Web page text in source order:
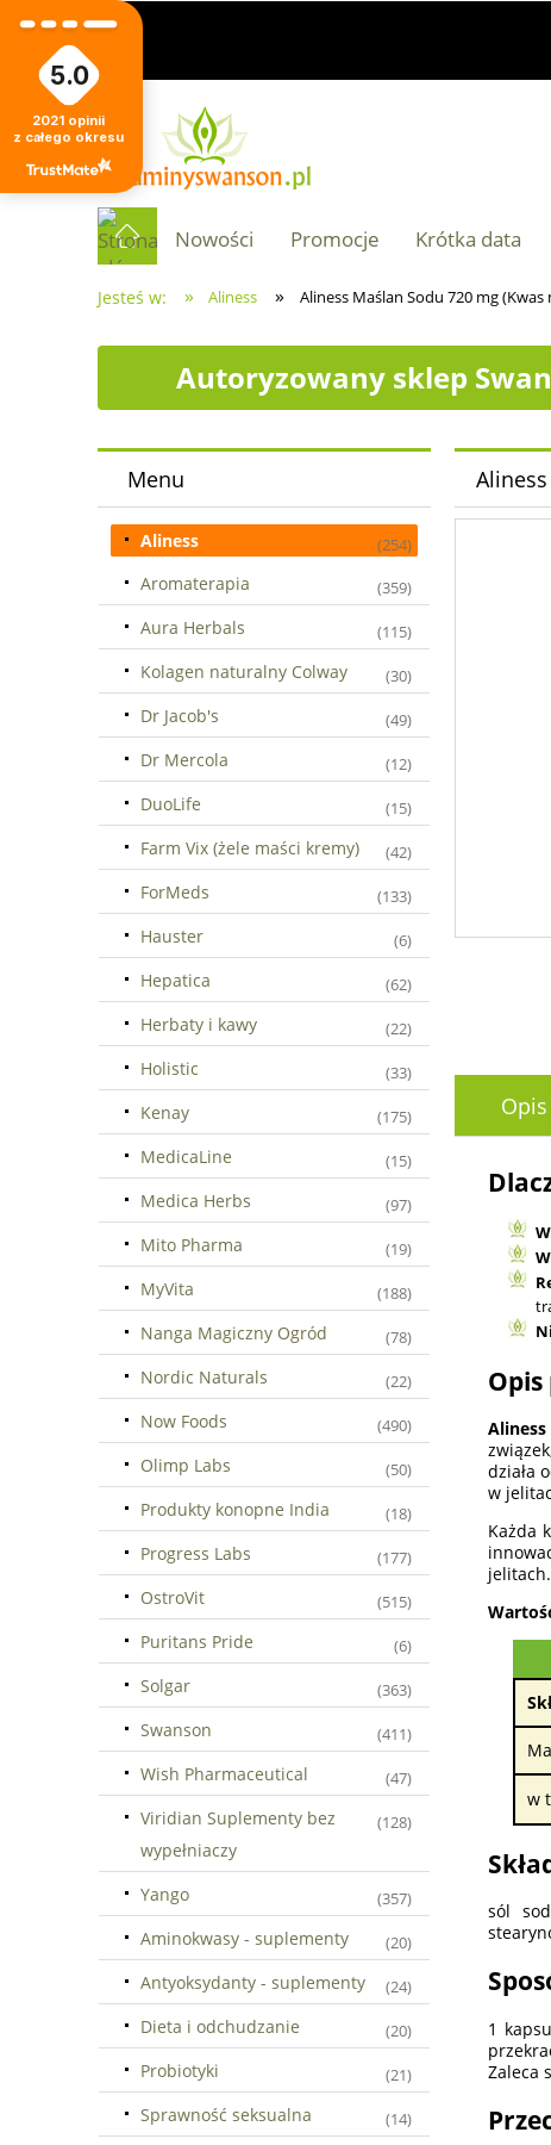
Nowości Promocje Krótka data
Jesteś w: » Aliness » Aliness Maślan Sodu 720 mg (Kwas
Autoryzowany sklep
Menu
Aliness (254)
Aromaterapia (359)
Aura Herbals (115)
Kolagen naturalny Colway (30)
Dr Jacob's (49)
Dr Mercola (12)
DuoLife (15)
Farm Vix (żele maści kremy) (42)
ForMeds (133)
Hauster (6)
Hepatica (62)
Herbaty i kawy (22)
Holistic (33)
Kenay (175)
MedicaLine (15)
Medica Herbs (97)
Mito Pharma (19)
MyVita (188)
Nanga Magiczny Ogród (78)
Nordic Naturals (22)
Now Foods (490)
Olimp Labs (50)
Produkty konopne India (18)
Progress Labs (177)
OstroVit (515)
Puritans Pride (6)
Solgar (363)
Swanson (411)
Wish Pharmaceutical (47)
Viridian Suplementy bez
wypełniaczy
(128)
Yango (357)
Aminokwasy - suplementy (20)
Antyoksydanty - suplementy (24)
Dieta i odchudzanie (20)
Probiotyki (21)
Sprawność seksualna (14)
Opis
działa
w
Każda
jelitach.
w
sól
1
Zaleca
5.0
2021 opinii
z całego okresu